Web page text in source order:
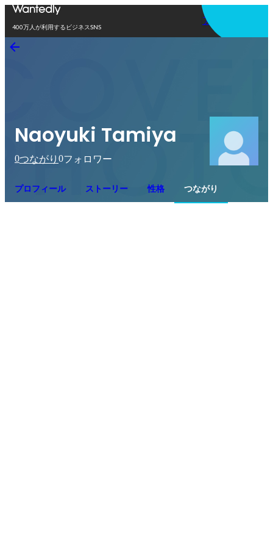
400万人が利用するビジネスSNS
アプリを使う
Naoyuki Tamiya
0つながり 0フォロワー
プロフィール ストーリー 性格 つながり